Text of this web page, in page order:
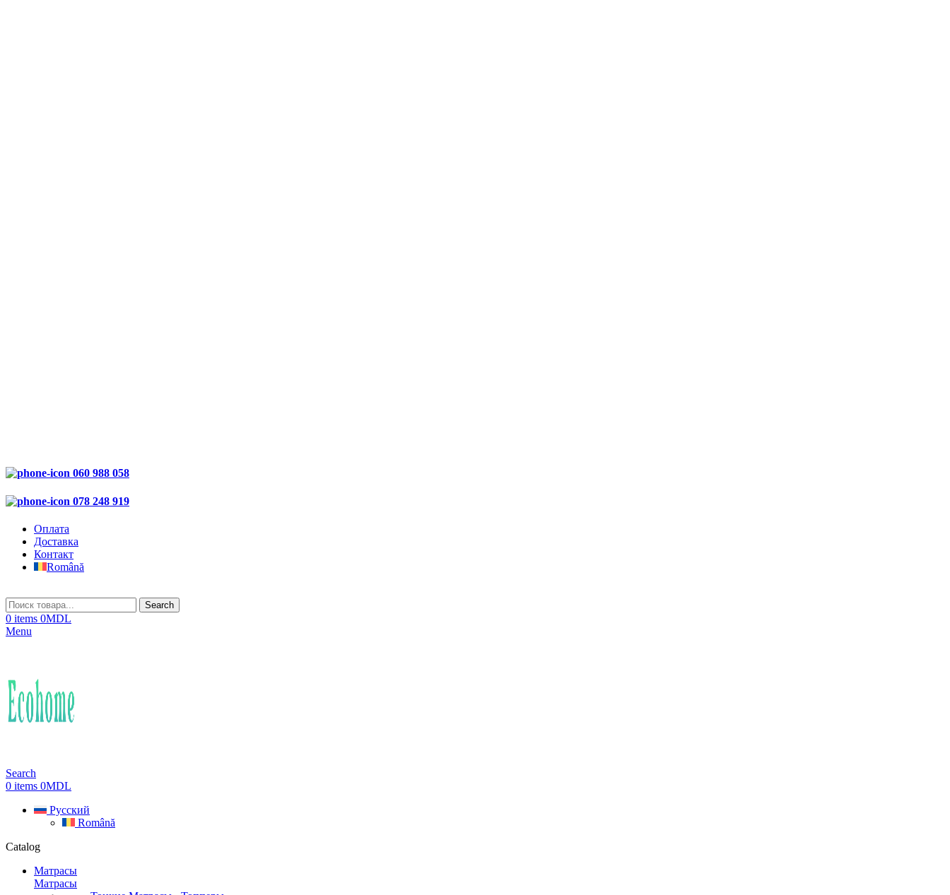
060 988 058
078 248 919
Оплата
Доставка
Контакт
Română
Search
0 items 0MDL
Menu
Search
0 items 0MDL
Русский
Română
Catalog
Матрасы
Матрасы